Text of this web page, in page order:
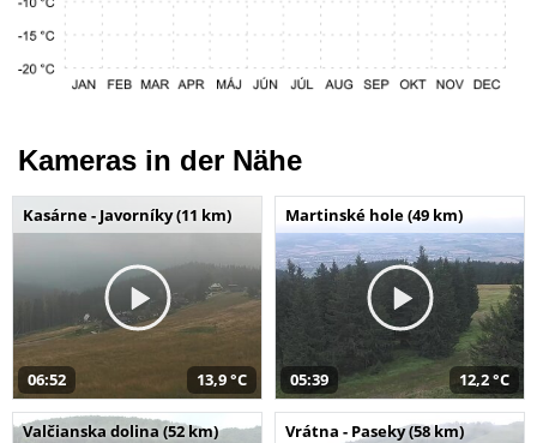
Kameras in der Nähe
Kasárne - Javorníky (11 km)
06:52 13,9 °C
Martinské hole (49 km)
05:39 12,2 °C
Valčianska dolina (52 km) Vrátna - Paseky (58 km)